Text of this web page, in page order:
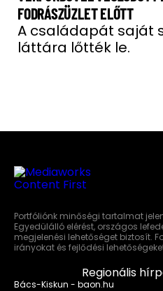
FODRÁSZÜZLET ELŐTT
A családapát saját
láttára lőtték le.
Portfóliónk minőségi tartalmat
Egyedülálló elérést, országos
megjelenési lehetőséget biztosít.
irányokat és fejlődési
Regionális
Bács-Kiskun - baon.hu